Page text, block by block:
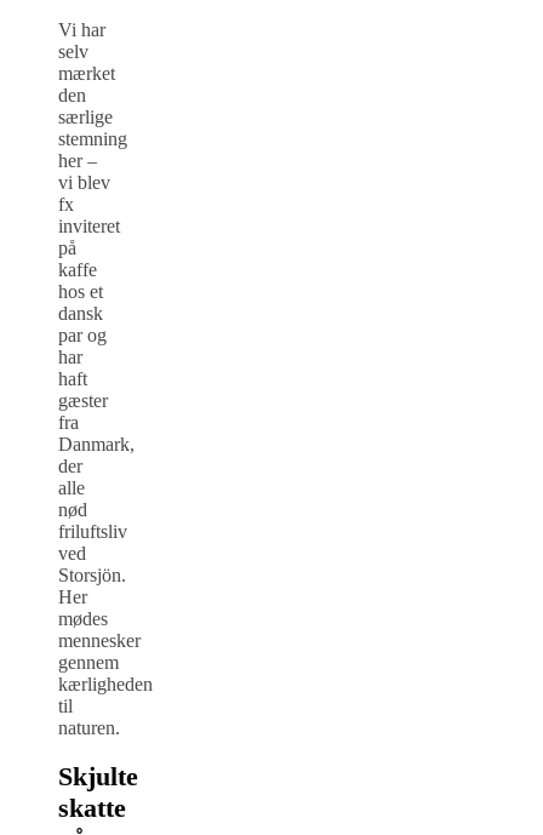
Vi har
selv
mærket
den
særlige
stemning
her –
vi blev
fx
inviteret
på
kaffe
hos et
dansk
par og
har
haft
gæster
fra
Danmark,
der
alle
nød
friluftsliv
ved
Storsjön.
Her
mødes
mennesker
gennem
kærligheden
til
naturen.
Skjulte
skatte